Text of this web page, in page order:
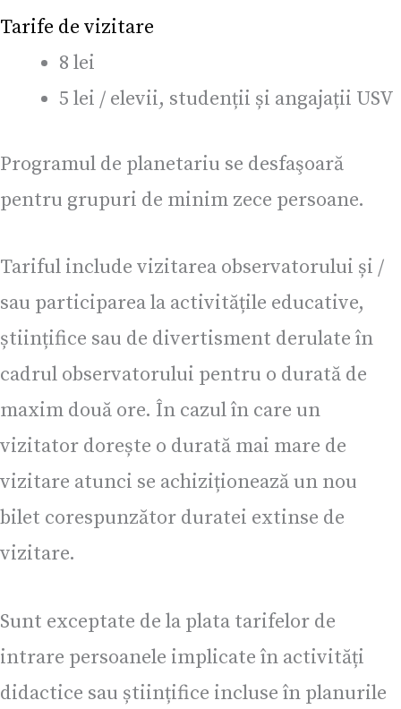
Tarife de vizitare
8 lei
5 lei / elevii, studenții și angajații USV
Programul de planetariu se desfaşoară
pentru grupuri de minim zece persoane.
Tariful include vizitarea observatorului și /
sau participarea la activitățile educative,
științifice sau de divertisment derulate în
cadrul observatorului pentru o durată de
maxim două ore. În cazul în care un
vizitator dorește o durată mai mare de
vizitare atunci se achiziționează un nou
bilet corespunzător duratei extinse de
vizitare.
Sunt exceptate de la plata tarifelor de
intrare persoanele implicate în activități
didactice sau științifice incluse în planurile